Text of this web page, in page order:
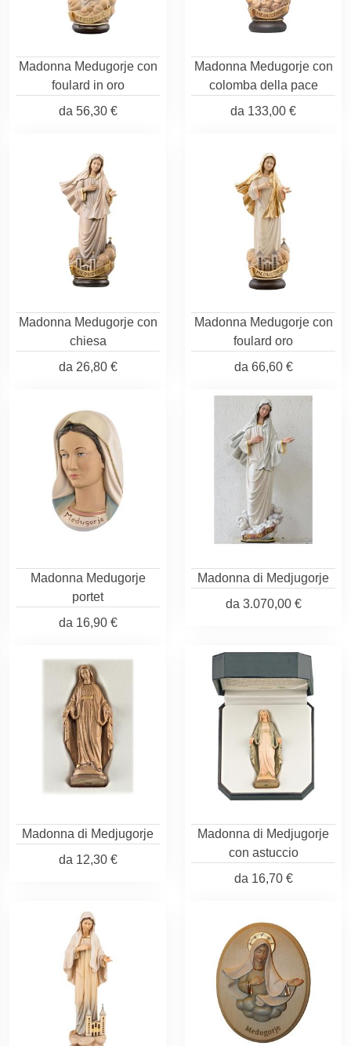
Madonna Medugorje con
foulard in oro
da 56,30 €
Madonna Medugorje con
colomba della pace
da 133,00 €
Madonna Medugorje con
chiesa
da 26,80 €
Madonna Medugorje con
foulard oro
da 66,60 €
Madonna Medugorje
portet
da 16,90 €
Madonna di Medjugorje
da 3.070,00 €
Madonna di Medjugorje
da 12,30 €
Madonna di Medjugorje
con astuccio
da 16,70 €